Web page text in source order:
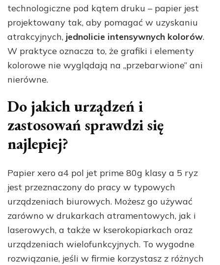
technologiczne pod kątem druku – papier jest
projektowany tak, aby pomagać w uzyskaniu
atrakcyjnych, jednolicie intensywnych kolorów.
W praktyce oznacza to, że grafiki i elementy
kolorowe nie wyglądają na „przebarwione” ani
nierówne.
Do jakich urządzeń i
zastosowań sprawdzi się
najlepiej?
Papier xero a4 pol jet prime 80g klasy a 5 ryz
jest przeznaczony do pracy w typowych
urządzeniach biurowych. Możesz go używać
zarówno w drukarkach atramentowych, jak i
laserowych, a także w kserokopiarkach oraz
urządzeniach wielofunkcyjnych. To wygodne
rozwiązanie, jeśli w firmie korzystasz z różnych